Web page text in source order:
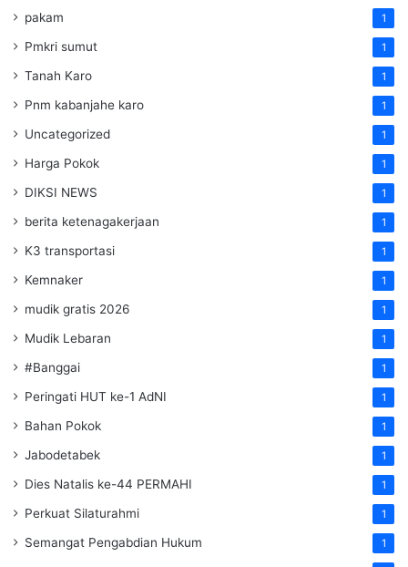
pakam 1
Pmkri sumut 1
Tanah Karo 1
Pnm kabanjahe karo 1
Uncategorized 1
Harga Pokok 1
DIKSI NEWS 1
berita ketenagakerjaan 1
K3 transportasi 1
Kemnaker 1
mudik gratis 2026 1
Mudik Lebaran 1
#Banggai 1
Peringati HUT ke-1 AdNI 1
Bahan Pokok 1
Jabodetabek 1
Dies Natalis ke-44 PERMAHI 1
Perkuat Silaturahmi 1
Semangat Pengabdian Hukum 1